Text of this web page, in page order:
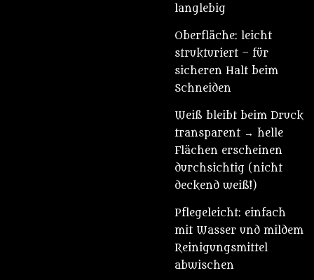
langlebig
Oberfläche: leicht
strukturiert – für
sicheren Halt beim
Schneiden
Weiß bleibt beim Druck
transparent → helle
Flächen erscheinen
durchsichtig (nicht
deckend weiß!)
Pflegeleicht: einfach
mit Wasser und mildem
Reinigungsmittel
abwischen